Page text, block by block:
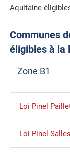
Aquitaine
Communes
éligibles à la
Zone B1
Loi Pinel
Loi Pinel